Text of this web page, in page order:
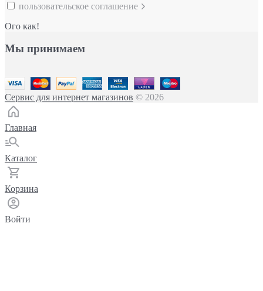
пользовательское соглашение
Ого как!
Мы принимаем
Сервис для интернет магазинов © 2026
Главная
Каталог
Корзина
Войти